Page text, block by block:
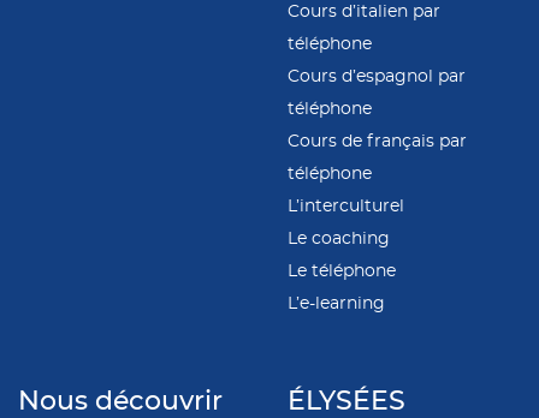
Cours d’italien par
téléphone
Cours d’espagnol par
téléphone
Cours de français par
téléphone
L’interculturel
Le coaching
Le téléphone
L’e-learning
Nous découvrir
ÉLYSÉES